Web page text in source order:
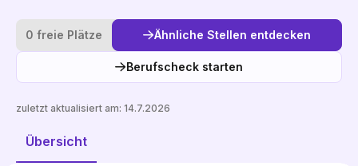
0 freie Plätze Ähnliche Stellen entdecken
Berufscheck starten
Übersicht
zuletzt aktualisiert am: 14.7.2026